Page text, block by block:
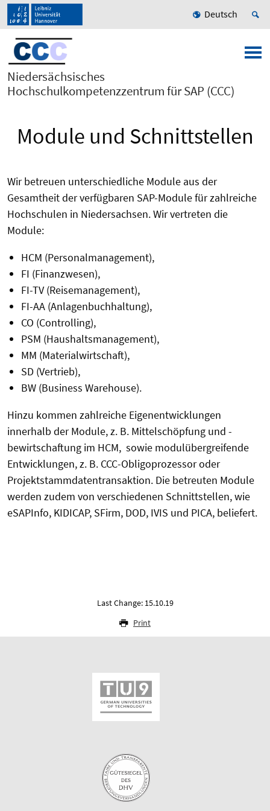
Deutsch
Niedersächsisches
Hochschulkompetenzzentrum für SAP (CCC)
Module und Schnittstellen
Wir betreuen unterschiedliche Module aus der
Gesamtheit der verfügbaren SAP-Module für zahlreiche
Hochschulen in Niedersachsen. Wir vertreten die
Module:
HCM (Personalmanagement),
FI (Finanzwesen),
FI-TV (Reisemanagement),
FI-AA (Anlagenbuchhaltung),
CO (Controlling),
PSM (Haushaltsmanagement),
MM (Materialwirtschaft),
SD (Vertrieb),
BW (Business Warehouse).
Hinzu kommen zahlreiche Eigenentwicklungen
innerhalb der Module, z. B. Mittelschöpfung und -
bewirtschaftung im HCM, sowie modulübergreifende
Entwicklungen, z. B. CCC-Obligoprozessor oder
Projektstammdatentransaktion. Die betreuten Module
werden zudem von verschiedenen Schnittstellen, wie
eSAPInfo, KIDICAP, SFirm, DOD, IVIS und PICA, beliefert.
Last Change: 15.10.19
Print